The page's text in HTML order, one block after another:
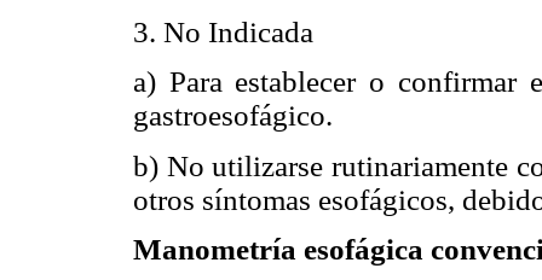
3. No Indicada
a) Para establecer o confirmar
gastroesofágico.
b) No utilizarse rutinariamente
otros síntomas esofágicos,
Manometría esofágica